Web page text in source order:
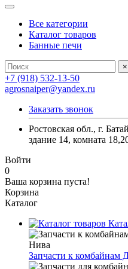
Все категории
Каталог товаров
Банные печи
×
+7 (918) 532-13-50
agrosnaiper@yandex.ru
Заказать звонок
Ростовская обл., г.
здание 14, комната
Войти
0
Ваша корзина пуста!
Корзина
Каталог
Запчасти к комбайнам